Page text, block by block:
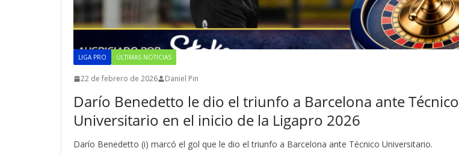
LIGA PRO ÚLTIMAS NOTICIAS
22 de febrero de 2026 Daniel Pin
Darío Benedetto le dio el triunfo a Barcelona ante Técnico
Universitario en el inicio de la Ligapro 2026
Darío Benedetto (i) marcó el gol que le dio el triunfo a Barcelona ante Técnico Universitario.